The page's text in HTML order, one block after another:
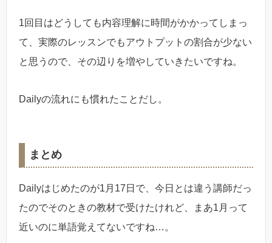
1回目はどうしても内容理解に時間がかかってしまっ
て、実際のレッスンでもアウトプットの割合が少ない
と思うので、その辺りを増やしていきたいですね。
Dailyの流れにも慣れたことだし。
まとめ
Dailyはじめたのが1月17日で、今日とは違う講師だっ
たのでそのときの教材で受けたけれど、まあ1月って
近いのに単語覚えてないですね…。